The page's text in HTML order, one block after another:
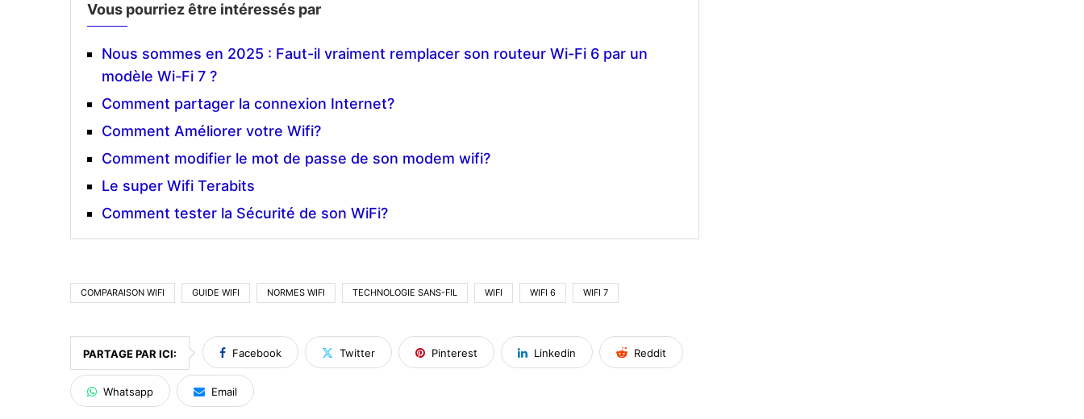
Vous pourriez être intéressés par
Nous sommes en 2025 : Faut-il vraiment remplacer son routeur Wi-Fi 6 par un
modèle Wi-Fi 7 ?
Comment partager la connexion Internet?
Comment Améliorer votre Wifi?
Comment modifier le mot de passe de son modem wifi?
Le super Wifi Terabits
Comment tester la Sécurité de son WiFi?
COMPARAISON WIFI GUIDE WIFI NORMES WIFI TECHNOLOGIE SANS-FIL WIFI WIFI 6 WIFI 7
PARTAGE PAR ICI: Facebook Twitter Pinterest Linkedin Reddit
Whatsapp Email